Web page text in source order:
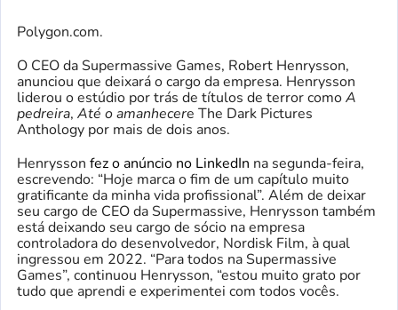
Polygon.com.
O CEO da Supermassive Games, Robert Henrysson,
anunciou que deixará o cargo da empresa. Henrysson
liderou o estúdio por trás de títulos de terror comoA
pedreira, Até o amanhecere The Dark Pictures
Anthology por mais de dois anos.
Henrysson fez o anúncio no LinkedIn na segunda-feira,
escrevendo: “Hoje marca o fim de um capítulo muito
gratificante da minha vida profissional”. Além de deixar
seu cargo de CEO da Supermassive, Henrysson também
está deixando seu cargo de sócio na empresa
controladora do desenvolvedor, Nordisk Film, à qual
ingressou em 2022. “Para todos na Supermassive
Games”, continuou Henrysson, “estou muito grato por
tudo que aprendi e experimentei com todos vocês.